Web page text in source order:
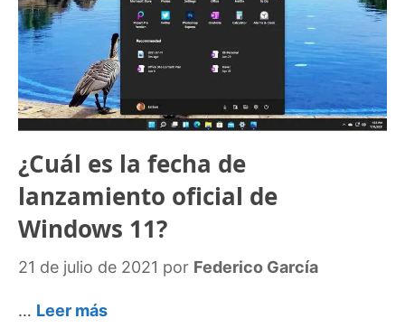
¿Cuál es la fecha de
lanzamiento oficial de
Windows 11?
21 de julio de 2021 por Federico García
… Leer más